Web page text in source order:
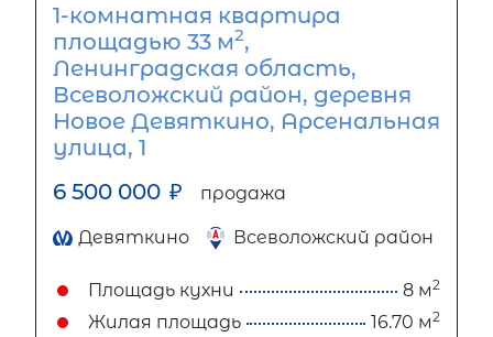
1-комнатная квартира
площадью 33 м2,
Ленинградская область,
Всеволожский район, деревня
Новое Девяткино, Арсенальная
улица, 1
6 500 000 ₽ продажа
Девяткино Всеволожский район
Площадь кухни 8 м2
Жилая площадь 16.70 м2